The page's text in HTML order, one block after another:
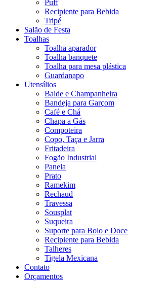
Puff
Recipiente para Bebida
Tripé
Salão de Festa
Toalhas
Toalha aparador
Toalha banquete
Toalha para mesa plástica
Guardanapo
Utensílios
Balde e Champanheira
Bandeja para Garçom
Café e Chá
Chapa a Gás
Compoteira
Copo, Taça e Jarra
Fritadeira
Fogão Industrial
Panela
Prato
Ramekim
Rechaud
Travessa
Sousplat
Suqueira
Suporte para Bolo e Doce
Recipiente para Bebida
Talheres
Tigela Mexicana
Contato
Orçamentos